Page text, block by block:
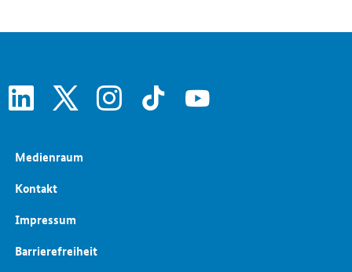
linkedin instagram tiktok youtube
Medienraum
Kontakt
Impressum
Barrierefreiheit